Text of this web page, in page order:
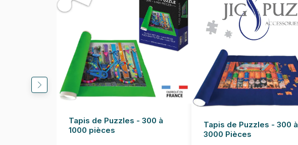
Tapis de Puzzles - 300 à
1000 pièces
Tapis de Puzzles - 300 à
3000 Pièces